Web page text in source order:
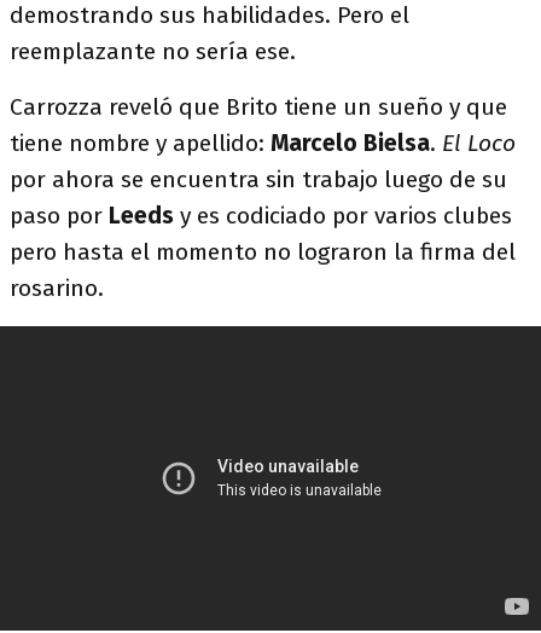
demostrando sus habilidades. Pero el
reemplazante no sería ese.
Carrozza reveló que Brito tiene un sueño y que
tiene nombre y apellido: Marcelo Bielsa. El Loco
por ahora se encuentra sin trabajo luego de su
paso por Leeds y es codiciado por varios clubes
pero hasta el momento no lograron la firma del
rosarino.